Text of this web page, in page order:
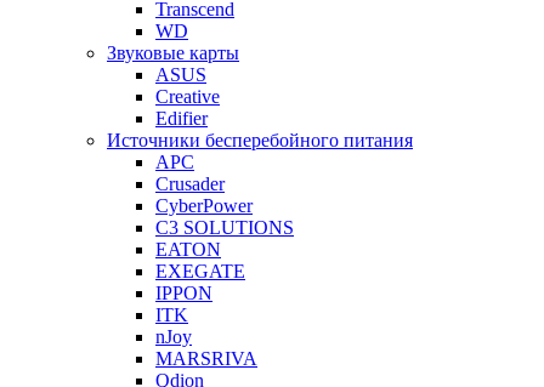
Transcend
WD
Звуковые карты
ASUS
Creative
Edifier
Источники бесперебойного питания
APC
Crusader
CyberPower
C3 SOLUTIONS
EATON
EXEGATE
IPPON
ITK
nJoy
MARSRIVA
Qdion